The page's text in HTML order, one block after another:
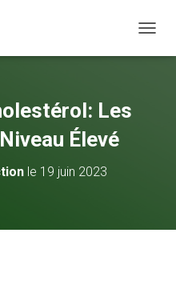
Les
Élevé
le 19 juin 2023